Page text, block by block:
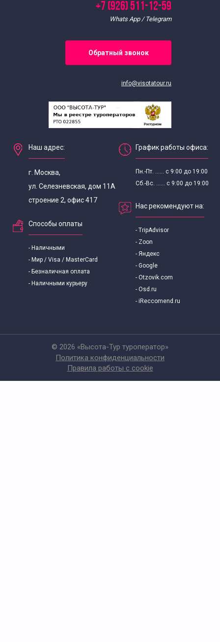
+7 (926) 511-12-59
Whats App / Telegram
Обратный звонок
info@visotatour.ru
Наш адрес:
г. Москва,
ул. Селезневская, дом 11А
строение 2, офис 417
Способы оплаты
- Наличными
- Мир / Visa / MasterCard
- Безналичная оплата
- Наличными курьеру
График работы офиса:
Пн.-Пт. ...... с 9:00 до 19:00
Сб.-Вс. ...... с 9:00 до 19:00
Нас рекомендуют на:
- TripAdvisor
- Zoon
- Яндекс
- Google
- Otzovik.com
- Osd.ru
- iReccomend.ru
© 2026 «Высота-Тур туроператор»
Политика конфиденциальности
Правила работы с cookie